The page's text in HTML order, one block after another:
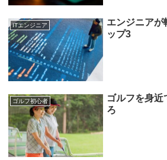
ITエンジニア
エンジニアが
ップ3
ゴルフ初心者
ゴルフを身近
ろ